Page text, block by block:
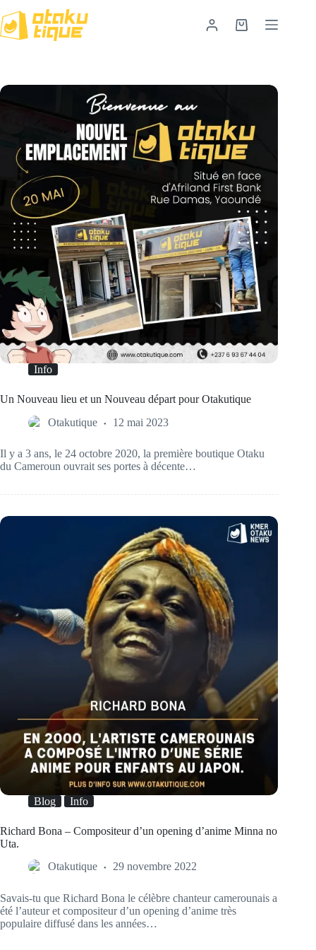
Info
Un Nouveau lieu et un Nouveau départ pour Otakutique
Otakutique
12 mai 2023
Il y a 3 ans, le 24 octobre 2020, la première boutique Otaku
du Cameroun ouvrait ses portes à décente…
Blog Info
Richard Bona – Compositeur d’un opening d’anime Minna no
Uta.
Otakutique
29 novembre 2022
Savais-tu que Richard Bona le célèbre chanteur camerounais a
été l’auteur et compositeur d’un opening d’anime très
populaire diffusé dans les années…